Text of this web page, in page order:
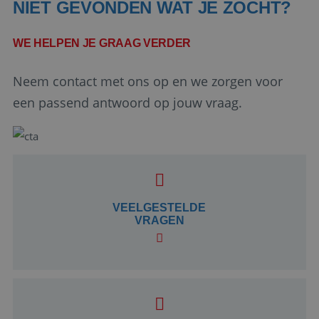
NIET GEVONDEN WAT JE ZOCHT?
WE HELPEN JE GRAAG VERDER
Neem contact met ons op en we zorgen voor
een passend antwoord op jouw vraag.
VEELGESTELDE
VRAGEN